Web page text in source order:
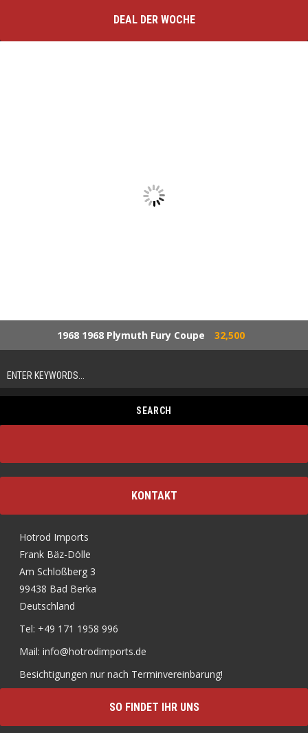
DEAL DER WOCHE
1968 1968 Plymuth Fury Coupe 32,500
KONTAKT
Hotrod Imports
Frank Bäz-Dölle
Am Schloßberg 3
99438 Bad Berka
Deutschland
Tel: +49 171 1958 996
Mail: info@hotrodimports.de
Besichtigungen nur nach Terminvereinbarung!
SO FINDET IHR UNS